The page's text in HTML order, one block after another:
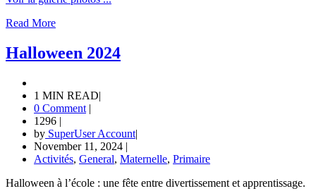
Read More
Halloween 2024
1 MIN READ|
0 Comment |
1296 |
by SuperUser Account|
November 11, 2024 |
Activités, General, Maternelle, Primaire
Halloween à l’école : une fête entre divertissement et apprentissage.